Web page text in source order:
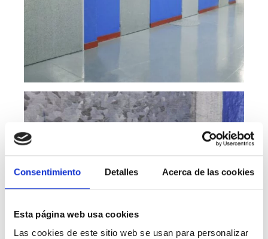
Consentimiento Detalles Acerca de las cookies
Esta página web usa cookies
Las cookies de este sitio web se usan para personalizar